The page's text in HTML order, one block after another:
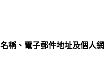
稱、電子郵件地址及個人